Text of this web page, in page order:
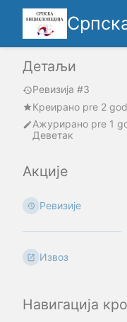
Детаљи
Ревизија #3
Креирано pre 2
Ажурирано pre 1
Деветак
Акције
Ревизије
Извоз
Навигација